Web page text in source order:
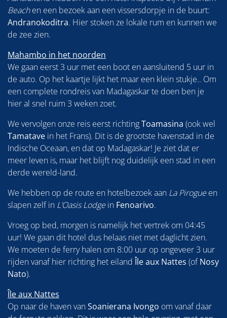
Beachen een bezoek aan een vissersdorpje in de buurt:
Andranokoditra. Hier stoken ze lokale rum en kunnen we
de zee zien.
Mahambo in het noorden
We gaan eerst 3 uur met een boot en aansluitend 5 uur in
de auto. Op het kaartje lijkt het maar een klein stukje.. Om
een complete rondreis van Madagaskar te doen ben je
hier al snel ruim 3 weken zoet.
We vervolgen onze reis eerst richtingToamasina (ook wel
Tamatave in het Frans). Dit is de grootste havenstad in de
Indische Oceaan, en dat op Madagaskar! Je ziet dat er
meer leven is, maar het blijft nog duidelijk een stad in een
derde wereld-land.
We hebben op de route en hotelbezoek aan La Pirogueen
slapen zelf in L’Oasis Lodgein Fenoarivo.
Vroeg op bed, morgen is namelijk het vertrek om 04:45
uur! We gaan dit hotel dus helaas niet met daglicht zien.
We moeten de ferry halen om 8:00 uur op ongeveer 3 uur
rijden vanaf hier richting het eilandÎle aux Nattes (ofNosy
Nato).
Île aux Nattes
Op naar de haven vanSoanierana Ivongo om vanaf daar